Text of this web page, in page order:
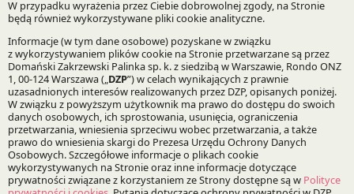
14.11.2024
Autorzy:
Tomasz Michalczyk
Dr Tomasz Zielenkiewicz